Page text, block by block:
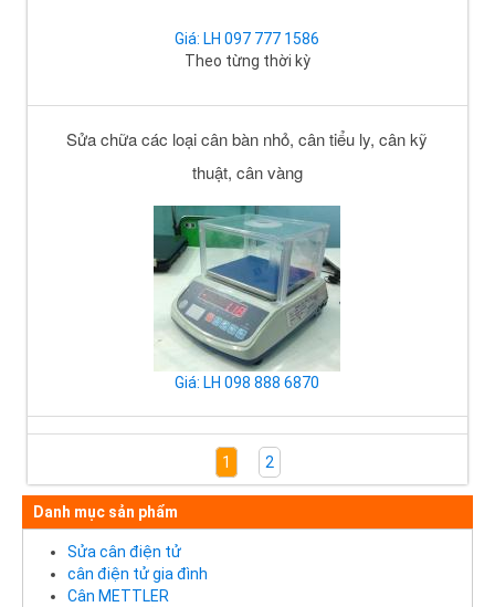
Giá: LH 097 777 1586
Theo từng thời kỳ
Sửa chữa các loại cân bàn nhỏ, cân tiểu ly, cân kỹ
thuật, cân vàng
Giá: LH 098 888 6870
1 2
Danh mục sản phẩm
Sửa cân điện tử
cân điện tử gia đình
Cân METTLER